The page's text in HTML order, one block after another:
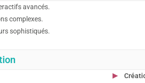
avancés.
complexes.
sophistiqués.